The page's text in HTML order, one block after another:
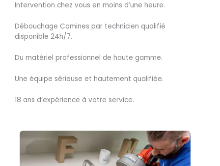
Intervention chez vous en moins d’une heure.
Débouchage Comines par technicien qualifié
disponible 24h/7.
Du matériel professionnel de haute gamme.
Une équipe sérieuse et hautement qualifiée.
18 ans d’expérience à votre service.